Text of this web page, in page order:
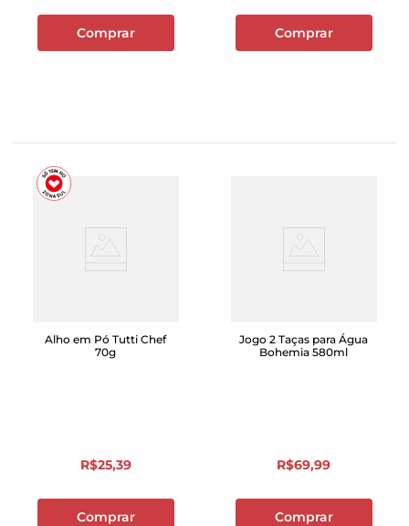
Comprar Comprar
Alho em Pó Tutti Chef
70g
R$25,39
Comprar
Jogo 2 Taças para Água
Bohemia 580ml
R$69,99
Comprar